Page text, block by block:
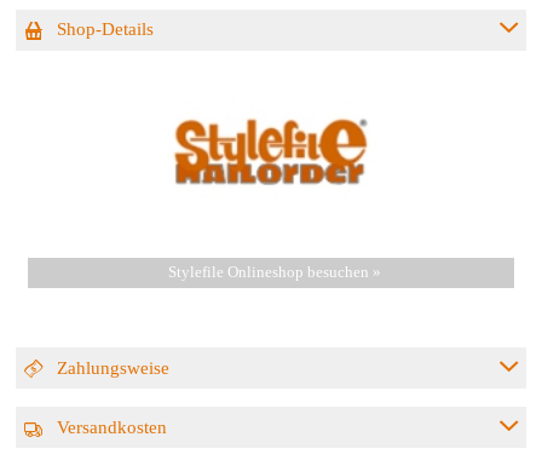
Shop-Details
Stylefile Onlineshop besuchen »
Zahlungsweise
Versandkosten